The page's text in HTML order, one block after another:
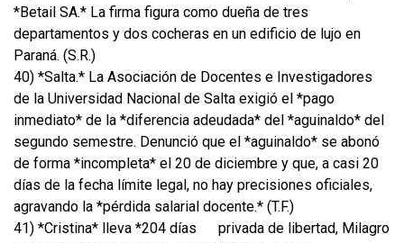
*Betail SA.* La firma figura como dueña de tres
departamentos y dos cocheras en un edificio de lujo en
Paraná. (S.R.)
40) *Salta.* La Asociación de Docentes e Investigadores
de la Universidad Nacional de Salta exigió el *pago
inmediato* de la *diferencia adeudada* del *aguinaldo* del
segundo semestre. Denunció que el *aguinaldo* se abonó
de forma *incompleta* el 20 de diciembre y que, a casi 20
días de la fecha límite legal, no hay precisiones oficiales,
agravando la *pérdida salarial docente.* (T.F.)
41) *Cristina* lleva *204 días
privada de libertad, Milagro